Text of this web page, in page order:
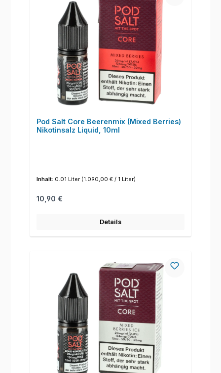
Pod Salt Core Beerenmix (Mixed Berries)
Nikotinsalz Liquid, 10ml
Inhalt: 0.01 Liter (1.090,00 € / 1 Liter)
Regulärer Preis:
10,90 €
Details